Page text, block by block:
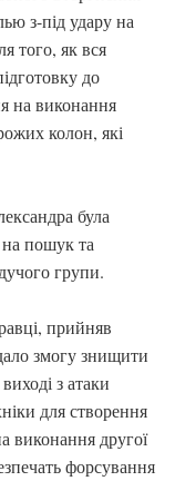
з-під удару на
того, як вся
до
на виконання
колон, які
була
на пошук та
групи.
прийняв
змогу знищити
з атаки
для створення
виконання другої
форсування